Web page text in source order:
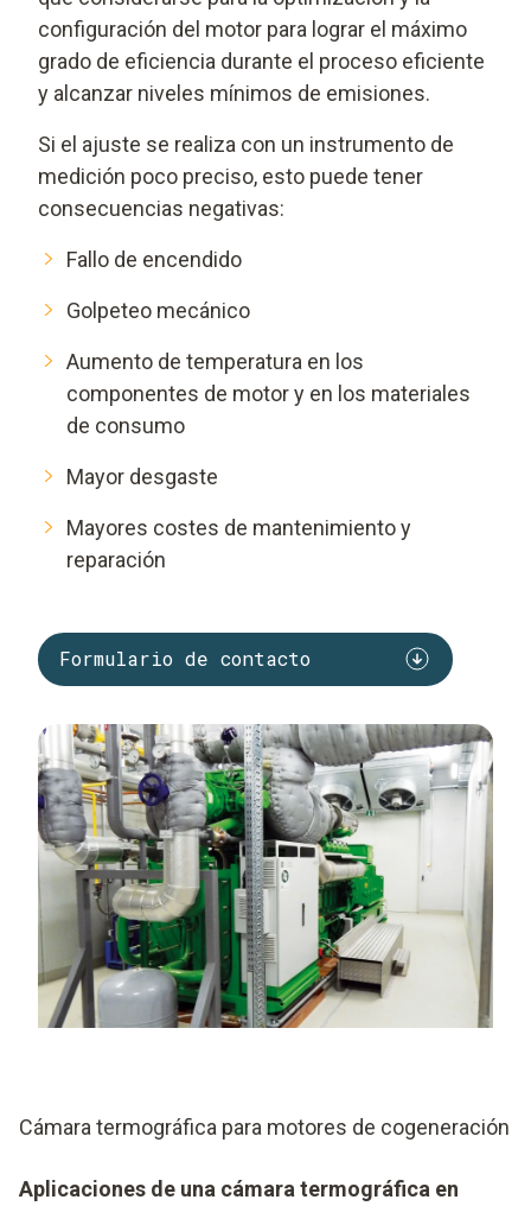
configuración del motor para lograr el máximo
grado de eficiencia durante el proceso eficiente
y alcanzar niveles mínimos de emisiones.
Si el ajuste se realiza con un instrumento de
medición poco preciso, esto puede tener
consecuencias negativas:
Fallo de encendido
Golpeteo mecánico
Aumento de temperatura en los
componentes de motor y en los materiales
de consumo
Mayor desgaste
Mayores costes de mantenimiento y
reparación
Formulario de contacto
Cámara termográfica para motores de cogeneración
Aplicaciones de una cámara termográfica en